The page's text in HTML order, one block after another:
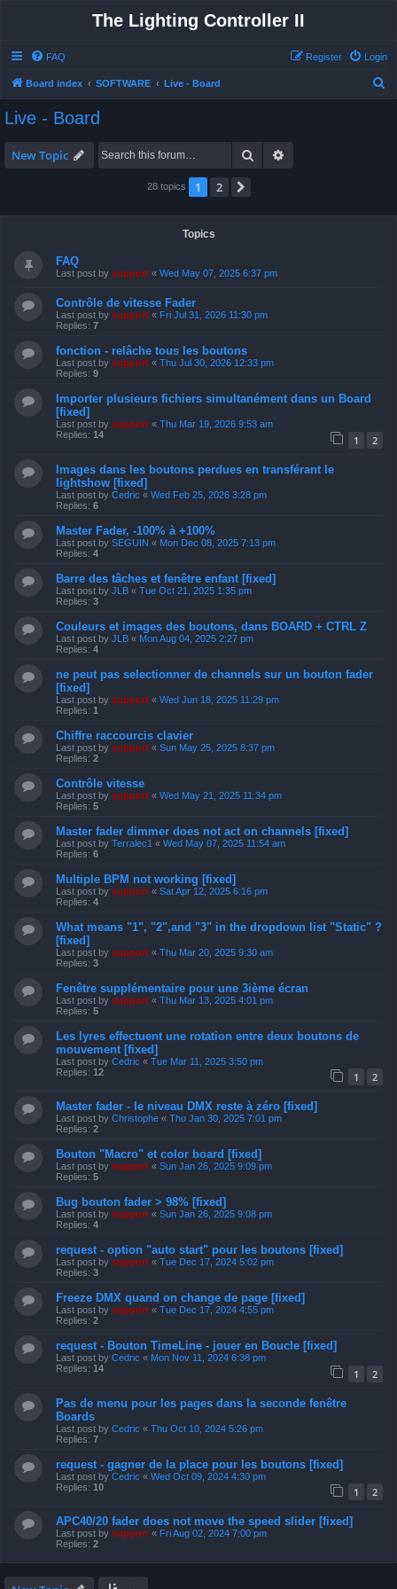
The Lighting Controller II
FAQ Login
Register
Board index SOFTWARE Live - Board
Live - Board
New Topic Search
28 topics 1 2
Topics
FAQ
Last post by support « Wed May 07, 2025 6:37 pm
Contrôle de vitesse Fader
Last post by support « Fri Jul 31, 2026 11:30 pm
Replies: 7
fonction - relâche tous les boutons
Last post by support « Thu Jul 30, 2026 12:33 pm
Replies: 9
Importer plusieurs fichiers simultanément dans un Board
[fixed]
Last post by support « Thu Mar 19, 2026 9:53 am
Replies: 14 1 2
Images dans les boutons perdues en transférant le
lightshow [fixed]
Last post by Cedric « Wed Feb 25, 2026 3:28 pm
Replies: 6
Master Fader, -100% à +100%
Last post by SEGUIN « Mon Dec 08, 2025 7:13 pm
Replies: 4
Barre des tâches et fenêtre enfant [fixed]
Last post by JLB « Tue Oct 21, 2025 1:35 pm
Replies: 3
Couleurs et images des boutons, dans BOARD + CTRL Z
Last post by JLB « Mon Aug 04, 2025 2:27 pm
Replies: 4
ne peut pas selectionner de channels sur un bouton fader
[fixed]
Last post by support « Wed Jun 18, 2025 11:29 pm
Replies: 1
Chiffre raccourcis clavier
Last post by support « Sun May 25, 2025 8:37 pm
Replies: 2
Contrôle vitesse
Last post by support « Wed May 21, 2025 11:34 pm
Replies: 5
Master fader dimmer does not act on channels [fixed]
Last post by Terralec1 « Wed May 07, 2025 11:54 am
Replies: 6
Multiple BPM not working [fixed]
Last post by support « Sat Apr 12, 2025 6:16 pm
Replies: 4
What means "1", "2",and "3" in the dropdown list "Static" ?
[fixed]
Last post by support « Thu Mar 20, 2025 9:30 am
Replies: 3
Fenêtre supplémentaire pour une 3ième écran
Last post by support « Thu Mar 13, 2025 4:01 pm
Replies: 5
Les lyres effectuent une rotation entre deux boutons de
mouvement [fixed]
Last post by Cedric « Tue Mar 11, 2025 3:50 pm
Replies: 12 1 2
Master fader - le niveau DMX reste à zéro [fixed]
Last post by Christophe « Thu Jan 30, 2025 7:01 pm
Replies: 2
Bouton "Macro" et color board [fixed]
Last post by support « Sun Jan 26, 2025 9:09 pm
Replies: 5
Bug bouton fader > 98% [fixed]
Last post by support « Sun Jan 26, 2025 9:08 pm
Replies: 4
request - option "auto start" pour les boutons [fixed]
Last post by support « Tue Dec 17, 2024 5:02 pm
Replies: 3
Freeze DMX quand on change de page [fixed]
Last post by support « Tue Dec 17, 2024 4:55 pm
Replies: 2
request - Bouton TimeLine - jouer en Boucle [fixed]
Last post by Cedric « Mon Nov 11, 2024 6:38 pm
Replies: 14 1 2
Pas de menu pour les pages dans la seconde fenêtre
Boards
Last post by Cedric « Thu Oct 10, 2024 5:26 pm
Replies: 7
request - gagner de la place pour les boutons [fixed]
Last post by Cedric « Wed Oct 09, 2024 4:30 pm
Replies: 10 1 2
APC40/20 fader does not move the speed slider [fixed]
Last post by support « Fri Aug 02, 2024 7:00 pm
Replies: 2